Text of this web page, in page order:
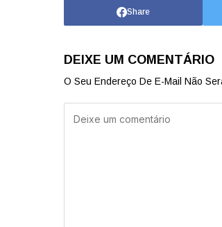
Share
DEIXE UM COMENTÁRIO
O Seu Endereço De E-Mail Não